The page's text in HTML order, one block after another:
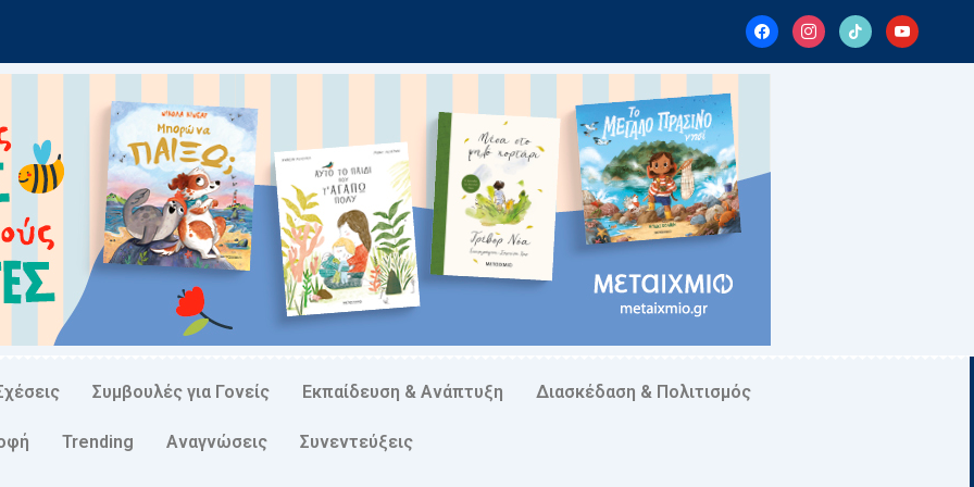
facebookinstagram
tiktok youtube
Συμβουλές για Γονείς Εκπαίδευση & Ανάπτυξη Διασκέδαση & Πολιτισμός
Trending Αναγνώσεις Συνεντεύξεις